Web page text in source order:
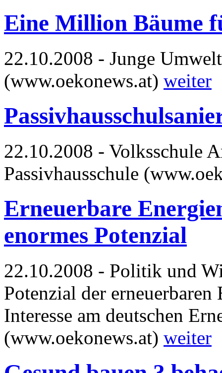
Eine Million Bäume
22.10.2008 - Junge
(www.oekonews.at) weiter
22.10.2008 - Volksschule
Passivhausschule
Erneuerbare
enormes Potenzial
22.10.2008 - Politik und
Potenzial der
Interesse am deutschen
(www.oekonews.at) weiter